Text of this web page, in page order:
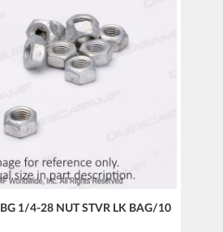
1/4-28 NUT STVR LK BAG/10